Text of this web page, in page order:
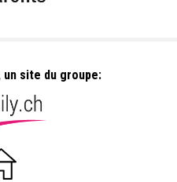
un site du groupe: